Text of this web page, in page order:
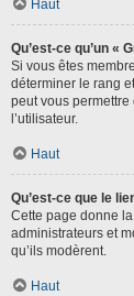
Haut
Qu’est-ce qu’un «
Si vous êtes
déterminer le rang
peut vous
l’utilisateur.
Haut
Qu’est-ce que le
Cette page donne
administrateurs et
qu’ils modèrent.
Haut